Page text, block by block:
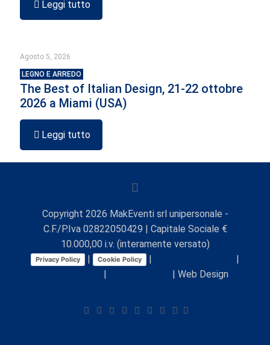
Leggi tutto
Agosto 5, 2026
LEGNO E ARREDO
The Best of Italian Design, 21-22 ottobre
2026 a Miami (USA)
Leggi tutto
Copyright 2026 MakEventi srl unipersonale -
C.F./P.Iva 02822050429 | Capitale Sociale €
10.000,00 i.v. (interamente versato)
Privacy Policy | Cookie Policy |
|
|
| Web Design